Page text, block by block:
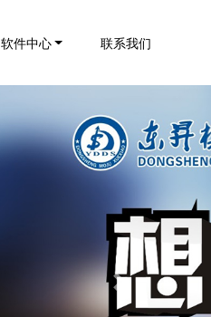
软件中心 联系我们